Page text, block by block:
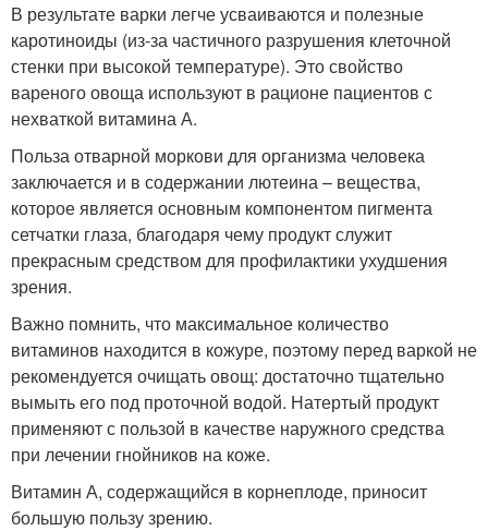
В результате варки легче усваиваются и полезные
каротиноиды (из-за частичного разрушения клеточной
стенки при высокой температуре). Это свойство
вареного овоща используют в рационе пациентов с
нехваткой витамина А.
Польза отварной моркови для организма человека
заключается и в содержании лютеина – вещества,
которое является основным компонентом пигмента
сетчатки глаза, благодаря чему продукт служит
прекрасным средством для профилактики ухудшения
зрения.
Важно помнить, что максимальное количество
витаминов находится в кожуре, поэтому перед варкой не
рекомендуется очищать овощ: достаточно тщательно
вымыть его под проточной водой. Натертый продукт
применяют с пользой в качестве наружного средства
при лечении гнойников на коже.
Витамин А, содержащийся в корнеплоде, приносит
большую пользу зрению.